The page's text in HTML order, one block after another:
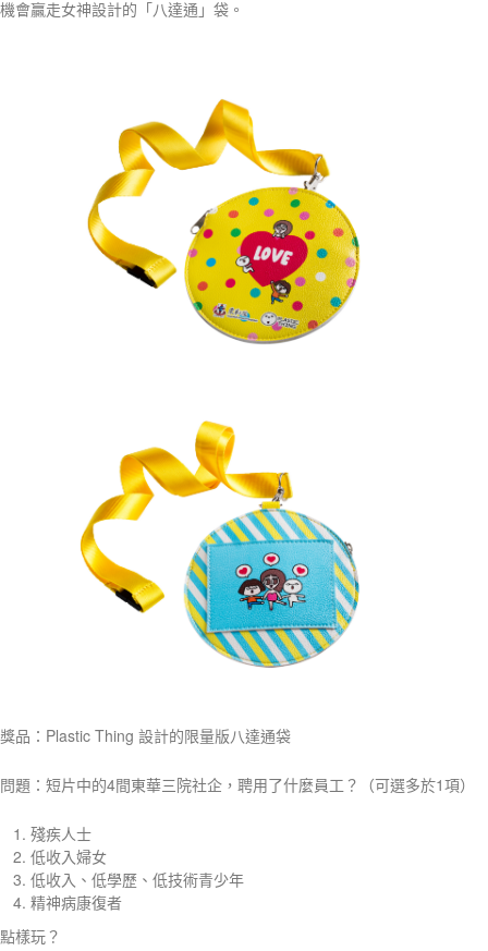
機會贏走女神設計的「八達通」袋。
獎品：Plastic Thing 設計的限量版八達通袋
問題：短片中的4間東華三院社企，聘用了什麼員工？（可選多於1項）
殘疾人士
低收入婦女
低收入、低學歷、低技術青少年
精神病康復者
點樣玩？